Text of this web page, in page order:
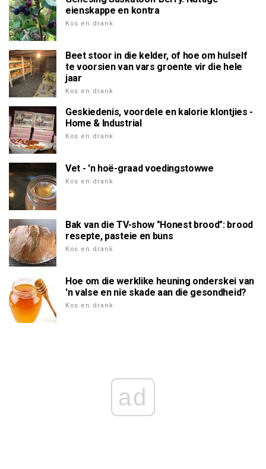
eienskappe en kontra
Kos en drank
Beet stoor in die kelder, of hoe om hulself
te voorsien van vars groente vir die hele
jaar
Kos en drank
Geskiedenis, voordele en kalorie klontjies -
Home & Industrial
Kos en drank
Vet - 'n hoë-graad voedingstowwe
Kos en drank
Bak van die TV-show "Honest brood": brood
resepte, pasteie en buns
Kos en drank
Hoe om die werklike heuning onderskei van
'n valse en nie skade aan die gesondheid?
Kos en drank
ad